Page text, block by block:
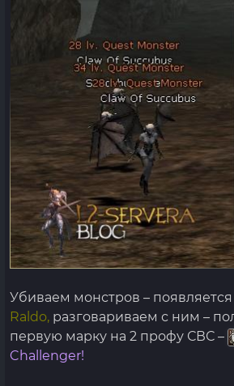
Убиваем монстров –
Raldo, разговариваем с ним –
первую марку на 2 профу СВС –
Challenger!